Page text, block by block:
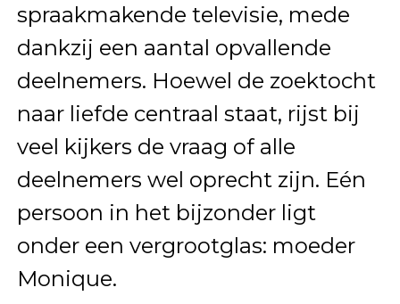
spraakmakende televisie, mede
dankzij een aantal opvallende
deelnemers. Hoewel de zoektocht
naar liefde centraal staat, rijst bij
veel kijkers de vraag of alle
deelnemers wel oprecht zijn. Eén
persoon in het bijzonder ligt
onder een vergrootglas: moeder
Monique.